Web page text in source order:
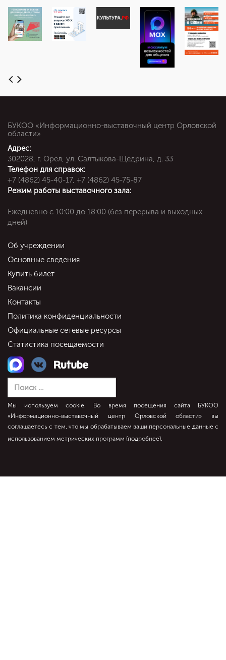
БУКОО «Информационно-выставочный центр Орловской
области»
Адрес:
302028, г. Орел, ул. Салтыкова-Щедрина, д. 33
Телефон для справок:
+7 (4862) 45-40-17, +7 (4862) 45-75-87
Режим работы выставочного зала:
Ежедневно c 10:00 до 18:00 (без перерыва и выходных
дней)
Об учреждении
Основные сведения
Купить билет
Вакансии
Контакты
Политика конфиденциальности
Официальные сетевые ресурсы
Статистика посещаемости
Мы используем cookie. Во время посещения сайта БУКОО
«Информационно-выставочный центр Орловской области» вы
соглашаетесь с тем, что мы обрабатываем ваши персональные данные с
использованием метрических программ (подробнее).